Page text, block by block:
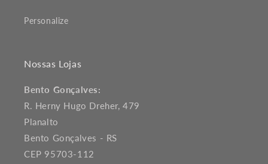
Personalize
Nossas Lojas
Bento Gonçalves:
R. Herny Hugo Dreher, 479
Planalto
Bento Gonçalves - RS
CEP 95703-112